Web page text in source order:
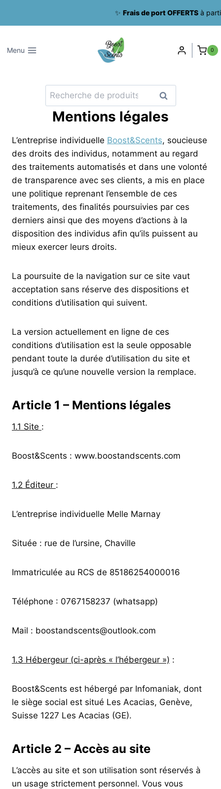
Frais de port OFFERTSà partir de
Menu 0
Recherche
pour :
Recherche
Mentions légales
L’entreprise individuelle Boost&Scents, soucieuse
des droits des individus, notamment au regard
des traitements automatisés et dans une volonté
de transparence avec ses clients, a mis en place
une politique reprenant l’ensemble de ces
traitements, des finalités poursuivies par ces
derniers ainsi que des moyens d’actions à la
disposition des individus afin qu’ils puissent au
mieux exercer leurs droits.
La poursuite de la navigation sur ce site vaut
acceptation sans réserve des dispositions et
conditions d’utilisation qui suivent.
La version actuellement en ligne de ces
conditions d’utilisation est la seule opposable
pendant toute la durée d’utilisation du site et
jusqu’à ce qu’une nouvelle version la remplace.
Article 1 – Mentions légales
1.1 Site :
Boost&Scents : www.boostandscents.com
1.2 Éditeur :
L’entreprise individuelle Melle Marnay
Située : rue de l’ursine, Chaville
Immatriculée au RCS de 85186254000016
Téléphone : 0767158237 (whatsapp)
Mail : boostandscents@outlook.com
1.3 Hébergeur (ci-après « l’hébergeur ») :
Boost&Scents est hébergé par Infomaniak, dont
le siège social est situé Les Acacias, Genève,
Suisse 1227 Les Acacias (GE).
Article 2 – Accès au site
L’accès au site et son utilisation sont réservés à
un usage strictement personnel. Vous vous